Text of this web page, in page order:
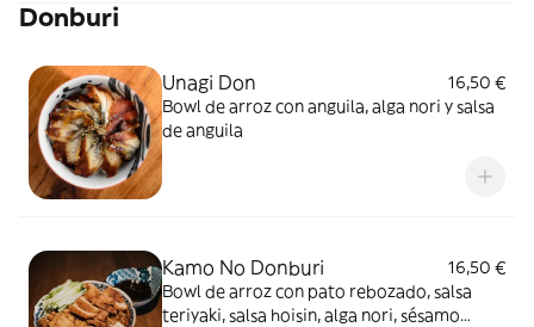
Donburi
Unagi Don
16,50 €
Bowl de arroz con anguila, alga nori y salsa
de anguila
Kamo No Donburi
16,50 €
Bowl de arroz con pato rebozado, salsa
teriyaki, salsa hoisin, alga nori, sésamo